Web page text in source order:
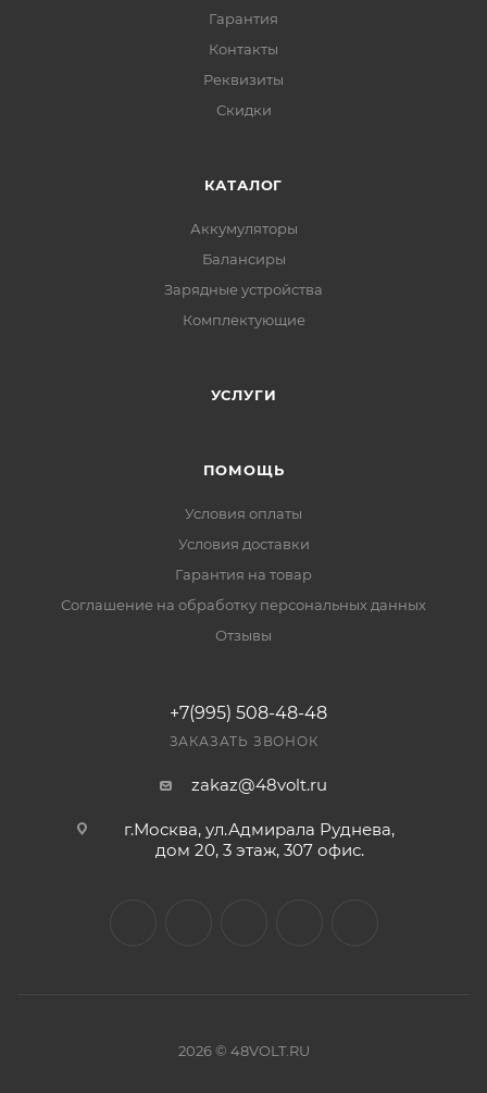
Гарантия
Контакты
Реквизиты
Скидки
КАТАЛОГ
Аккумуляторы
Балансиры
Зарядные устройства
Комплектующие
УСЛУГИ
ПОМОЩЬ
Условия оплаты
Условия доставки
Гарантия на товар
Соглашение на обработку персональных данных
Отзывы
+7(995) 508-48-48
ЗАКАЗАТЬ ЗВОНОК
zakaz@48volt.ru
г.Москва, ул.Адмирала Руднева,
дом 20, 3 этаж, 307 офис.
2026 © 48VOLT.RU